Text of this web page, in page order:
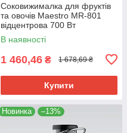
Соковижималка для фруктів
та овочів Maestro MR-801
відцентрова 700 Вт
електрична
В наявності
1 460,46 ₴ 1 678,69 ₴
Купити
Новинка –13%